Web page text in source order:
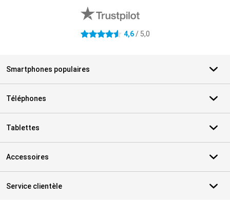
4.6 étoiles 4,6/ 5,0
Smartphones populaires
Téléphones
Tablettes
Accessoires
Service clientèle